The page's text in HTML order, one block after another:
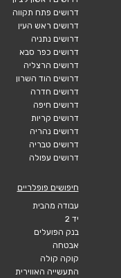
דרושים פתח תקווה
דרושים ראש העין
דרושים נתניה
דרושים כפר סבא
דרושים הרצליה
דרושים הוד השרון
דרושים חדרה
דרושים חיפה
דרושים קריות
דרושים נהריה
דרושים טבריה
דרושים עפולה
חיפושים פופלריים
עבודה מהבית
יד 2
בנק הפועלים
אבטחה
קוקה קולה
התעשייה האווירית